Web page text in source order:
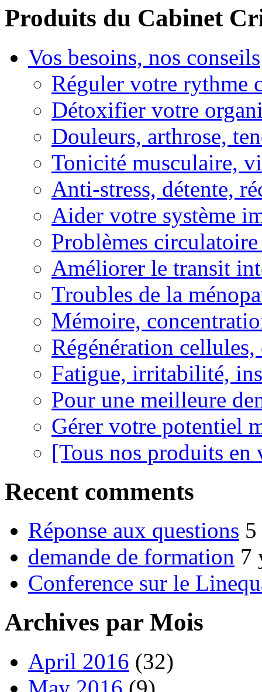
Produits du Cabinet
Vos besoins, nos conseils
Réguler votre rythme
Détoxifier votre
Douleurs, arthrose,
Tonicité musculaire,
Anti-stress, détente,
Aider votre système
Problèmes
Améliorer le transit
Troubles de la
Mémoire,
Régénération
Fatigue, irritabilité,
Pour une meilleure
Gérer votre potentiel
[Tous nos produits en
Recent comments
Réponse aux questions
demande de formation 7
Conference sur le
Archives par Mois
April 2016 (32)